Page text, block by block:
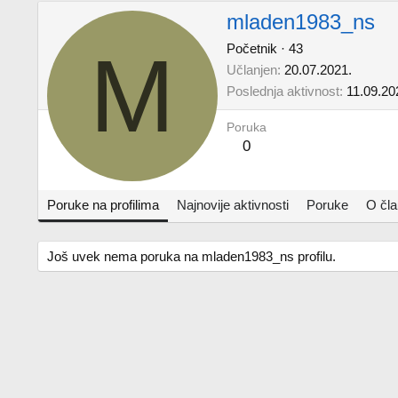
M
mladen1983_ns
Početnik · 43
Učlanjen 20.07.2021.
Poslednja aktivnost
Poruka
0
Poruke na profilima Najnovije aktivnosti Poruke O
Još uvek nema poruka na mladen1983_ns profilu.